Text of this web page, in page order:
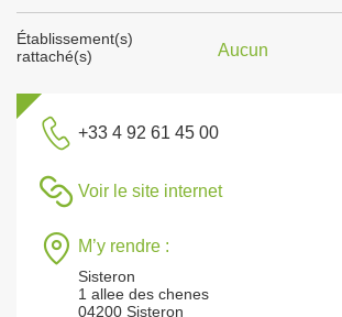
Établissement(s)
rattaché(s)
Aucun
+33 4 92 61 45 00
Voir le site internet
M’y rendre :
Sisteron
1 allee des chenes
04200 Sisteron